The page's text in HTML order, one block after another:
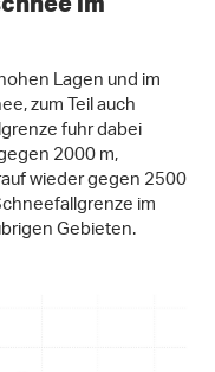
Lagen und im
zum Teil auch
fuhr dabei
2000 m,
wieder gegen 2500
im
Gebieten.